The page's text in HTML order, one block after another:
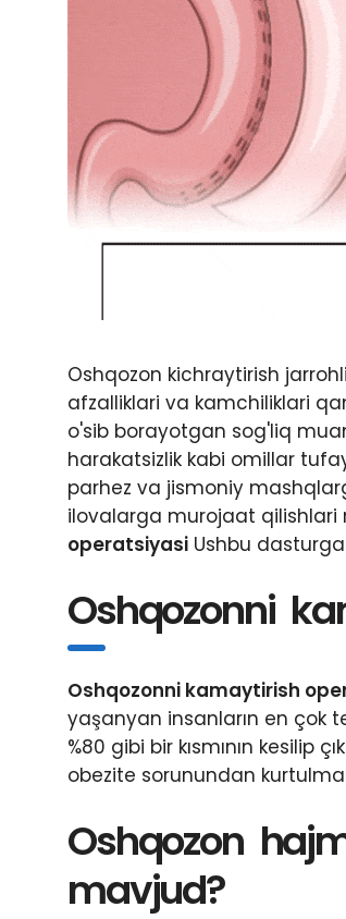
Oshqozon kichraytirish
afzalliklari va kamchiliklari
o'sib borayotgan sog'liq
harakatsizlik kabi omillar
parhez va jismoniy
ilovalarga murojaat qilishlari
operatsiyasi Ushbu
Oshqozonni
Oshqozonni kamaytirish
yaşanyan insanların en çok
%80 gibi bir kısmının kesilip
obezite sorunundan
Oshqozon
mavjud?